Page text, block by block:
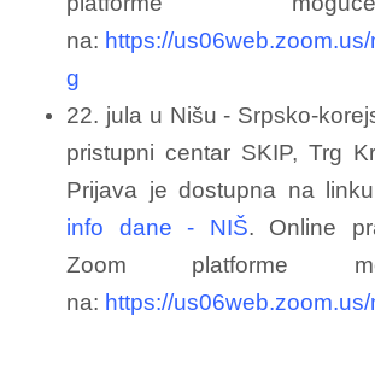
na: https://
g
22. jula u Nišu - Srpsko-
pristupni centar SKIP, Trg
Prijava je dostupna na
info dane - NIŠ. Online
Zoom platforme
na: https://